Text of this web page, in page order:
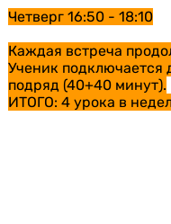
Четверг 16:50 - 18:10
Каждая встреча
Ученик подключается
подряд (40+40 минут).
ИТОГО: 4 урока в